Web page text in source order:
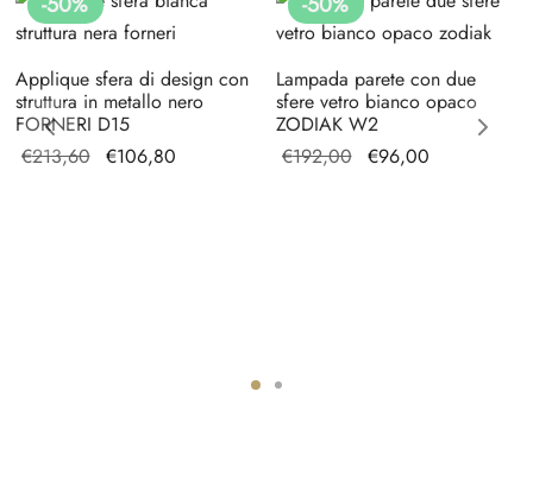
Applique sfera di design con
struttura in metallo nero
FORNERI D15
€213,60 Il prezzo
€106,80
Lampada parete con due
sfere vetro bianco opaco
ZODIAK W2
€192,00 Il prezzo
€96,00